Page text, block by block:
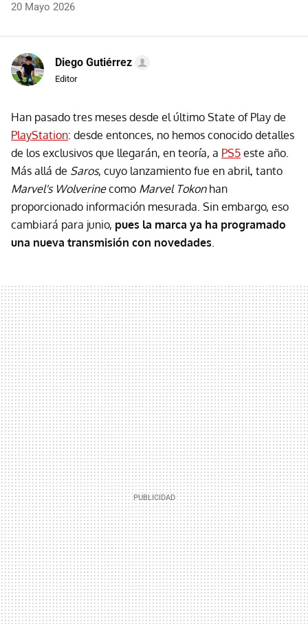
20 Mayo 2026
Diego Gutiérrez
Editor
Han pasado tres meses desde el último State of Play de
PlayStation: desde entonces, no hemos conocido detalles
de los exclusivos que llegarán, en teoría, a PS5 este año.
Más allá de Saros, cuyo lanzamiento fue en abril, tanto
Marvel's Wolverinecomo Marvel Tokonhan
proporcionado información mesurada. Sin embargo, eso
cambiará para junio, pues la marca ya ha programado
una nueva transmisión con novedades.